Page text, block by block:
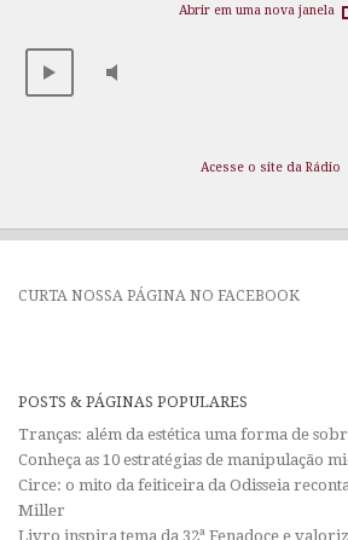
Abrir em uma nova janela
Acesse o site da Rádio
CURTA NOSSA PÁGINA NO FACEBOOK
POSTS & PÁGINAS POPULARES
Tranças: além da estética uma forma de
Conheça as 10 estratégias de manipulação
Circe: o mito da feiticeira da Odisseia
Miller
Livro inspira tema da 32ª Fenadoce e